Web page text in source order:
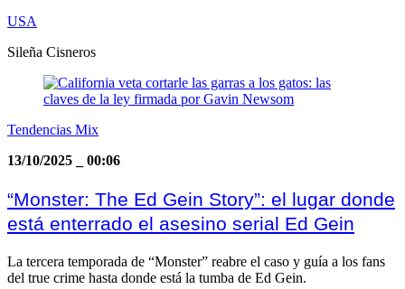
USA
Sileña Cisneros
Tendencias Mix
13/10/2025
00:06
“Monster: The Ed Gein Story”: el lugar donde
está enterrado el asesino serial Ed Gein
La tercera temporada de “Monster” reabre el caso y guía a los fans
del true crime hasta donde está la tumba de Ed Gein.